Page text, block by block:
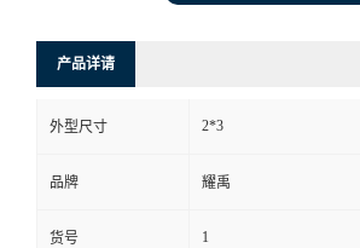
产品详请
外型尺寸 2*3
品牌 耀禹
货号 1